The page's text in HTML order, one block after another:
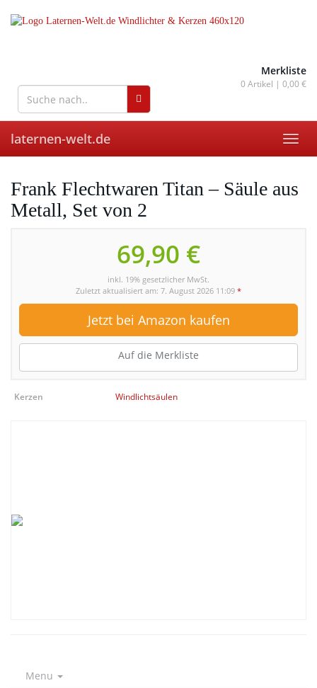
Merkliste
0Artikel | 0,00 €
laternen-welt.de
Frank Flechtwaren Titan – Säule aus
Metall, Set von 2
69,90 €
inkl. 19% gesetzlicher MwSt.
Zuletzt aktualisiert am: 7. August 2026 11:09 *
Jetzt bei Amazon kaufen
Auf die Merkliste
Kerzen Windlichtsäulen
Menu